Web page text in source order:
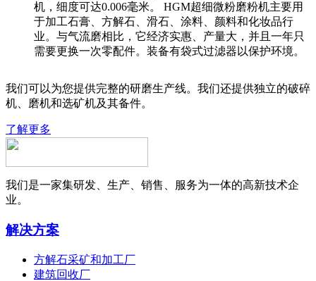
机，细度可达0.006毫米。 HGM超细微粉磨粉机主要用
于加工石膏、方解石、滑石、涂料、颜料和化妆品行
业。与气流磨相比，它经济实惠、产量大，并且一年只
需要更换一次零配件。装备有袋式过滤器以保护环境。
我们可以为您提供完整的研磨生产线。我们还提供独立的破碎
机、磨机和选矿机及其备件。
了解更多
我们是一家集研发、生产、销售、服务为一体的高新技术企
业。
解决方案
方解石采矿和加工厂
建筑回收厂